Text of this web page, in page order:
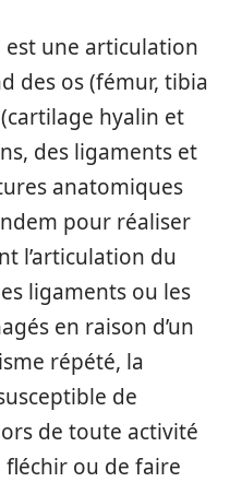
est une articulation
des os (fémur, tibia
hyalin et
des ligaments et
anatomiques
pour réaliser
l’articulation du
ligaments ou les
en raison d’un
répété, la
de
de toute activité
fléchir ou de faire